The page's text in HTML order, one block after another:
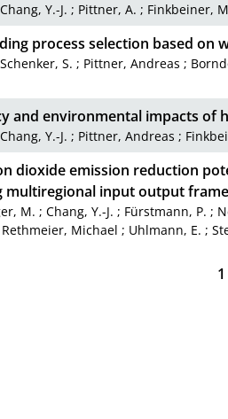
Chang, Y.-J. ; Pittner, A. ; Finkbeiner,
process selection based on
Schenker, S. ; Pittner, Andreas ;
and environmental impacts of
Chang, Y.-J. ; Pittner, Andreas ;
dioxide emission reduction
multiregional input output
M. ;Chang, Y.-J. ; Fürstmann, P. ;
Rethmeier, Michael ; Uhlmann, E. ;
1